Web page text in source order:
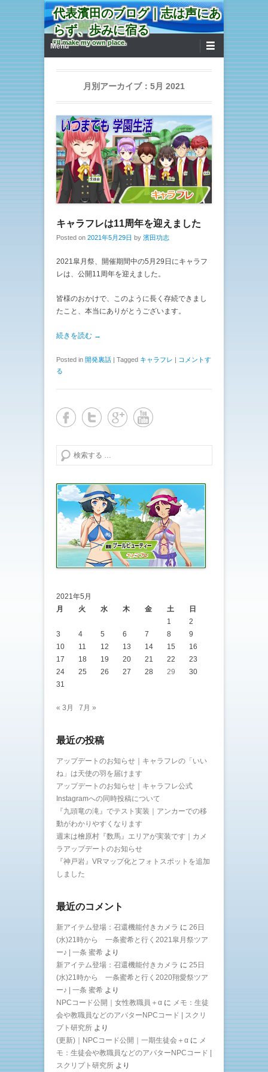
代表濱田のブログ｜志は声にあ
らず、歩みに宿る
I'll make my own place.
第1メニュー
コンテンツへ移動
Menu
月別アーカイブ： 5月 2021
キャラフレは11周年を迎えました
Posted on 2021年5月29日 by 濱田功志
2021皐月祭、開催期間中の5月29日にキャラフ
レは、公開11周年を迎えました。
皆様のおかけで、このように長く存続できまし
たこと、本当にありがとうございます。
続きを読む →
Posted in 開発裏話 | Tagged キャラフレ | コメントす
る
検索する
2021年5月
月
火 水 木 金 土
日
1
2
3
4 5 6 7 8
9
10
11 12 13 14 15
16
17
18 19 20 21 22
23
24
25 26 27 28 29
30
31
« 3月 7月 »
最近の投稿
アップデートのお知らせ｜キャラフレの「いい
ね」は天使の羽を届けます
アップデートのお知らせ｜キャラフレ公式
Instagramへの同時投稿について
『九頭竜の滝』でテスト実装｜アンカーでの移
動がわかりやすくなります
週末は檜原村『数馬』エリアが実装です｜カメ
ラアップデートのお知らせ
『神戸岩』VRマップ化とフォトスポットを追加
しました
最近のコメント
新アイテム登場：召還機能付きカメラ に 26日
(水)21時から 一条蜜希と行く2021皐月祭ツア
ー♪ | 一条 蜜希 より
新アイテム登場：召還機能付きカメラ に 25日
(水)21時から 一条蜜希と行く2020翔愛祭ツア
ー♪ | 一条 蜜希 より
NPCコード公開｜女性教職員＋α に メモ：生徒
会や教職員などのアバターNPCコード | スクリ
プト研究所 より
(更新)｜NPCコード公開｜一期生徒会＋α に メ
モ：生徒会や教職員などのアバターNPCコード |
スクリプト研究所 より